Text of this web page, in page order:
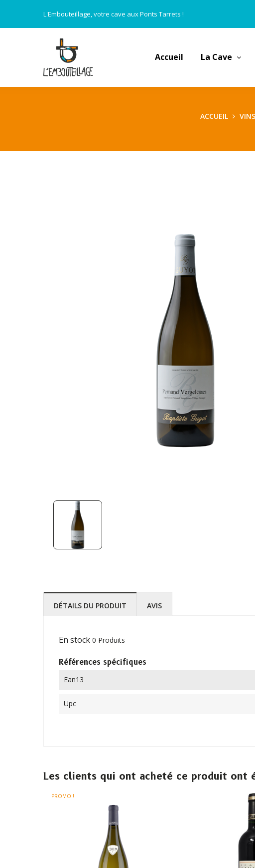
L'Embouteillage, votre cave aux Ponts Tarrets !
Accueil La Cave
ACCUEIL VINS
DÉTAILS DU PRODUIT AVIS
En stock 0 Produits
Références spécifiques
Ean13
Upc
Les clients qui ont acheté ce produit ont
PROMO !